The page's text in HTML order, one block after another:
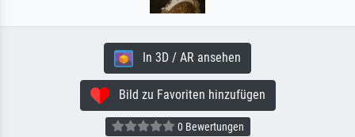
In 3D / AR ansehen
Bild zu Favoriten hinzufügen
0 Bewertungen